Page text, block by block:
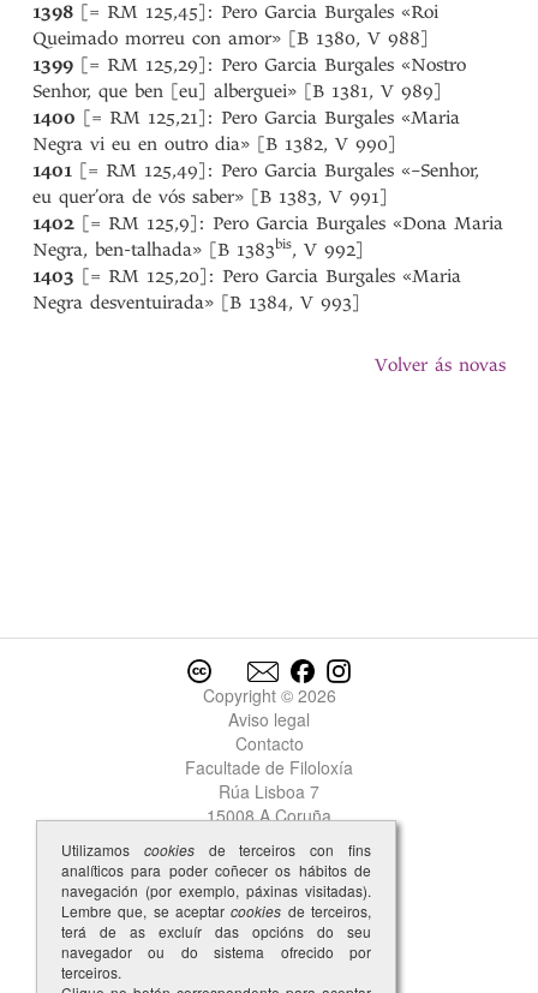
1398 [= RM 125,45]: Pero Garcia Burgales «Roi
Queimado morreu con amor» [B 1380, V 988]
1399 [= RM 125,29]: Pero Garcia Burgales «Nostro
Senhor, que ben [eu] alberguei» [B 1381, V 989]
1400 [= RM 125,21]: Pero Garcia Burgales «Maria
Negra vi eu en outro dia» [B 1382, V 990]
1401 [= RM 125,49]: Pero Garcia Burgales «–Senhor,
eu quer’ora de vós saber» [B 1383, V 991]
1402 [= RM 125,9]: Pero Garcia Burgales «Dona Maria
Negra, ben-talhada» [B 1383bis, V 992]
1403 [= RM 125,20]: Pero Garcia Burgales «Maria
Negra desventuirada» [B 1384, V 993]
Volver ás novas
Copyright © 2026
Aviso legal
Contacto
Facultade de Filoloxía
Rúa Lisboa 7
15008 A Coruña
Utilizamos cookiesde terceiros con fins
analíticos para poder coñecer os hábitos de
navegación (por exemplo, páxinas visitadas).
Lembre que, se aceptarcookies de terceiros,
terá de as excluír das opcións do seu
navegador ou do sistema ofrecido por
terceiros.